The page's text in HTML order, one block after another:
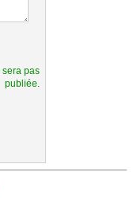
sera pas
publiée.